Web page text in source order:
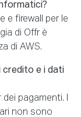
e firewall per le
di Offr è
di AWS.
credito e i dati
pagamenti. I
non sono